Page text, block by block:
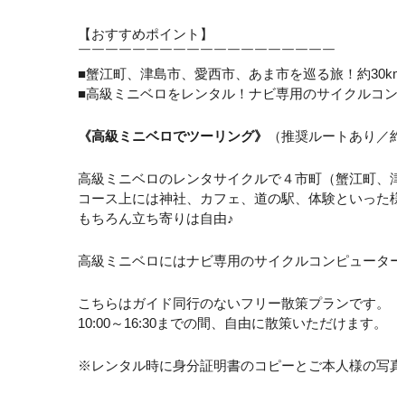
【おすすめポイント】
￣￣￣￣￣￣￣￣￣￣￣￣￣￣￣￣￣￣￣
■蟹江町、津島市、愛西市、あま市を巡る旅！約
■高級ミニベロをレンタル！ナビ専用のサイクルコ
《高級ミニベロでツーリング》 （推奨ルートあり／
高級ミニベロのレンタサイクルで４市町（蟹江町
コース上には神社、カフェ、道の駅、体験といっ
もちろん立ち寄りは自由♪
高級ミニベロにはナビ専用のサイクルコンピュータ
こちらはガイド同行のないフリー散策プランです。
10:00～16:30までの間、自由に散策いただけます。
※レンタル時に身分証明書のコピーとご本人様の